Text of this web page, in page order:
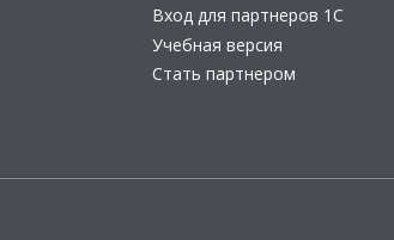
Вход для партнеров 1С
Учебная версия
Стать партнером